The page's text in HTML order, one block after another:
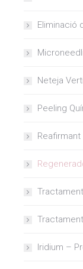
Eliminació
Neteja
Peeling
Reafirmant
Iridium –